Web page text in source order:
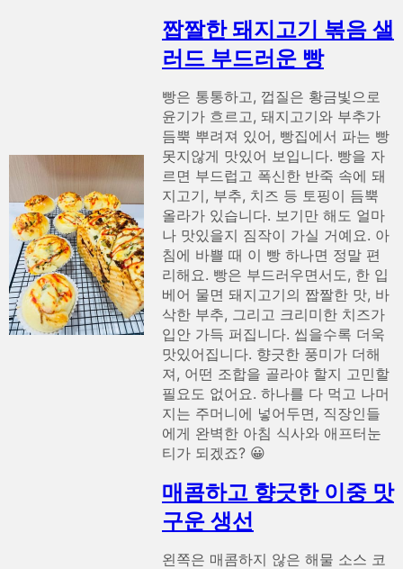
짭짤한 돼지고기 볶음 샐
러드 부드러운 빵
빵은 통통하고, 껍질은 황금빛으로
윤기가 흐르고, 돼지고기와 부추가
듬뿍 뿌려져 있어, 빵집에서 파는 빵
못지않게 맛있어 보입니다. 빵을 자
르면 부드럽고 폭신한 반죽 속에 돼
지고기, 부추, 치즈 등 토핑이 듬뿍
올라가 있습니다. 보기만 해도 얼마
나 맛있을지 짐작이 가실 거예요. 아
침에 바쁠 때 이 빵 하나면 정말 편
리해요. 빵은 부드러우면서도, 한 입
베어 물면 돼지고기의 짭짤한 맛, 바
삭한 부추, 그리고 크리미한 치즈가
입안 가득 퍼집니다. 씹을수록 더욱
맛있어집니다. 향긋한 풍미가 더해
져, 어떤 조합을 골라야 할지 고민할
필요도 없어요. 하나를 다 먹고 나머
지는 주머니에 넣어두면, 직장인들
에게 완벽한 아침 식사와 애프터눈
티가 되겠죠? 😀
매콤하고 향긋한 이중 맛
구운 생선
왼쪽은 매콤하지 않은 해물 소스 코